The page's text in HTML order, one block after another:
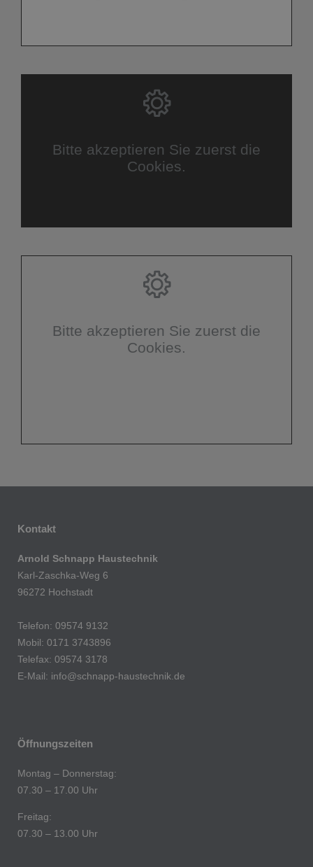
Bitte akzeptieren Sie zuerst die
Cookies.
Bitte akzeptieren Sie zuerst die
Cookies.
Kontakt
Arnold Schnapp Haustechnik
Karl-Zaschka-Weg 6
96272 Hochstadt
Telefon: 09574 9132
Mobil: 0171 3743896
Telefax: 09574 3178
E-Mail: info@schnapp-haustechnik.de
Öffnungszeiten
Montag – Donnerstag:
07.30 – 17.00 Uhr
Freitag:
07.30 – 13.00 Uhr